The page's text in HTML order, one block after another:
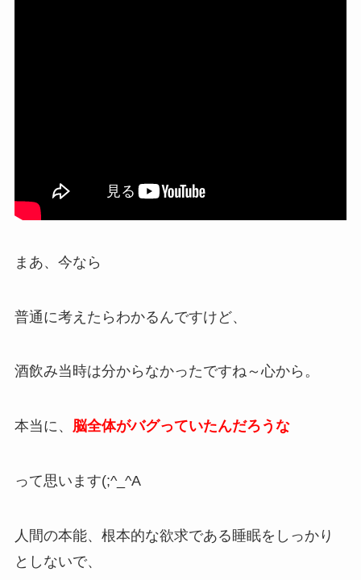
まあ、今なら
普通に考えたらわかるんですけど、
酒飲み当時は分からなかったですね～心から。
本当に、 脳全体がバグっていたんだろうな
って思います(;^_^A
人間の本能、根本的な欲求である睡眠をしっかり
としないで、